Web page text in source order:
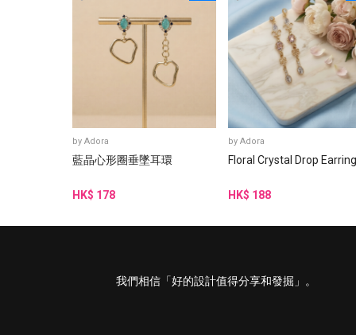
by Adora
藍晶心形圈垂墜耳環
HK$ 178
byAdora
Floral Crystal Drop
HK$ 188
我們相信「好的設計值得分享和發掘」。